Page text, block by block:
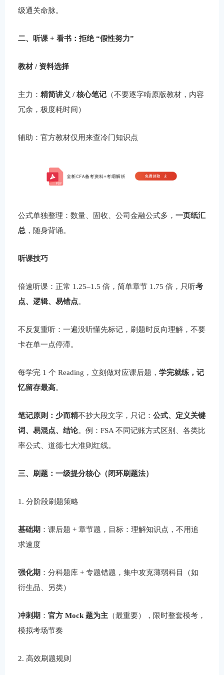
级通关命脉。
二、听课 + 看书：拒绝 “假性努力”
教材 / 资料选择
主力：精简讲义 / 核心笔记 （不要逐字啃原版教材，内容
冗余，极度耗时间）
辅助：官方教材仅用来查冷门知识点
公式单独整理：数量、固收、公司金融公式多，一页纸汇
总 ，随身背诵。
听课技巧
倍速听课：正常 1.25–1.5 倍，简单章节 1.75 倍，只听考
点、逻辑、易错点。
不反复重听：一遍没听懂先标记，刷题时反向理解，不要
卡在单一点停滞。
每学完 1 个 Reading，立刻做对应课后题，学完就练，记
忆留存最高。
笔记原则：少而精不抄大段文字，只记：公式、定义关键
词、易混点、结论。例：FSA 不同记账方式区别、各类比
率公式、道德七大准则红线。
三、刷题：一级提分核心（闭环刷题法）
1. 分阶段刷题策略
基础期 ：课后题 + 章节题，目标：理解知识点，不用追
求速度
强化期 ：分科题库 + 专题错题，集中攻克薄弱科目（如
衍生品、另类）
冲刺期 ：官方 Mock 题为主 （最重要），限时整套模考，
模拟考场节奏
2. 高效刷题规则